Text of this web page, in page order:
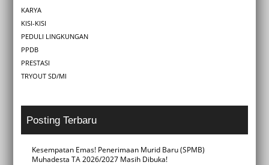
KARYA
KISI-KISI
PEDULI LINGKUNGAN
PPDB
PRESTASI
TRYOUT SD/MI
Posting Terbaru
Kesempatan Emas! Penerimaan Murid Baru (SPMB)
Muhadesta TA 2026/2027 Masih Dibuka!